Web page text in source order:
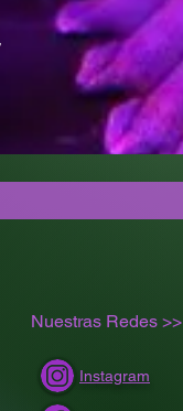
Nuestras Redes >>
Instagram